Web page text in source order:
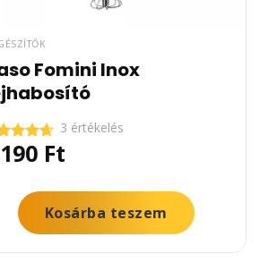
Fomini Inox
/ 5
3 értékelés
Ft
Kosárba teszem